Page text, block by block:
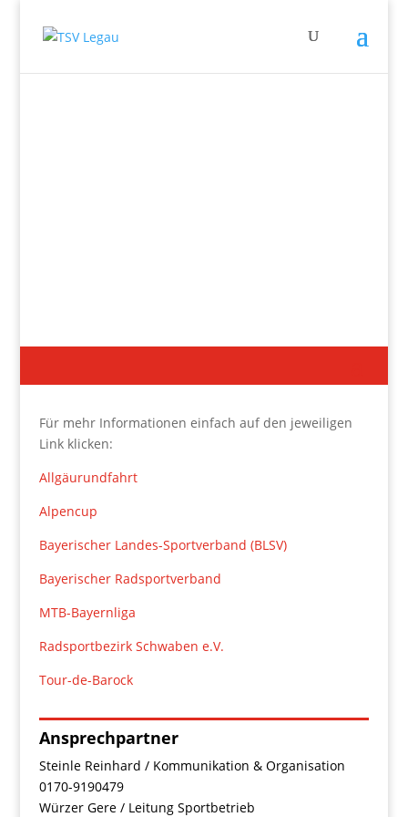
Für mehr Informationen einfach auf den jeweiligen
Link klicken:
Allgäurundfahrt
Alpencup
Bayerischer Landes-Sportverband (BLSV)
Bayerischer Radsportverband
MTB-Bayernliga
Radsportbezirk Schwaben e.V.
Tour-de-Barock
Ansprechpartner
Steinle Reinhard / Kommunikation & Organisation
0170-9190479
Würzer Gere / Leitung Sportbetrieb